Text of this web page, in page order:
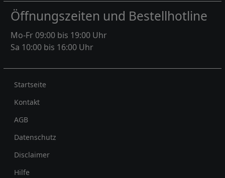
Öffnungszeiten und Bestellhotline
Mo-Fr 09:00 bis 19:00 Uhr
Sa 10:00 bis 16:00 Uhr
Rechtliches
Startseite
Kontakt
AGB
Datenschutz
Disclaimer
Hilfe